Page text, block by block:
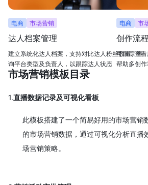
电商 市场营销
达人档案管理
建立系统化达人档案，支持对比达人粉丝数量、查
询平台类型及负责人，以跟踪达人状态
电商 市
创作流
可跟踪查
帮助多创
市场营销模板目录
1.直播数据记录及可视化看板
此模板搭建了一个简易好用的市场营销
的市场营销数据，通过可视化分析直播
场营销策略。